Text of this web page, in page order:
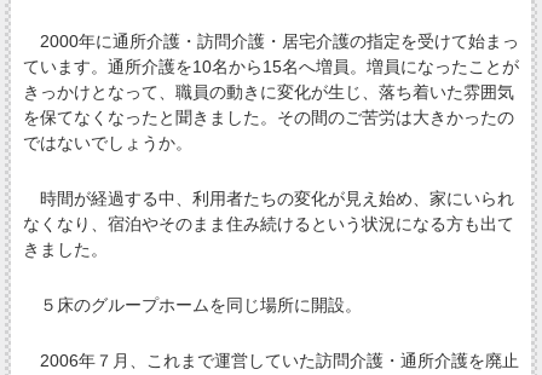
2000年に通所介護・訪問介護・居宅介護の指定を受けて始まっ
ています。通所介護を10名から15名へ増員。増員になったことが
きっかけとなって、職員の動きに変化が生じ、落ち着いた雰囲気
を保てなくなったと聞きました。その間のご苦労は大きかったの
ではないでしょうか。
時間が経過する中、利用者たちの変化が見え始め、家にいられ
なくなり、宿泊やそのまま住み続けるという状況になる方も出て
きました。
５床のグループホームを同じ場所に開設。
2006年７月、これまで運営していた訪問介護・通所介護を廃止